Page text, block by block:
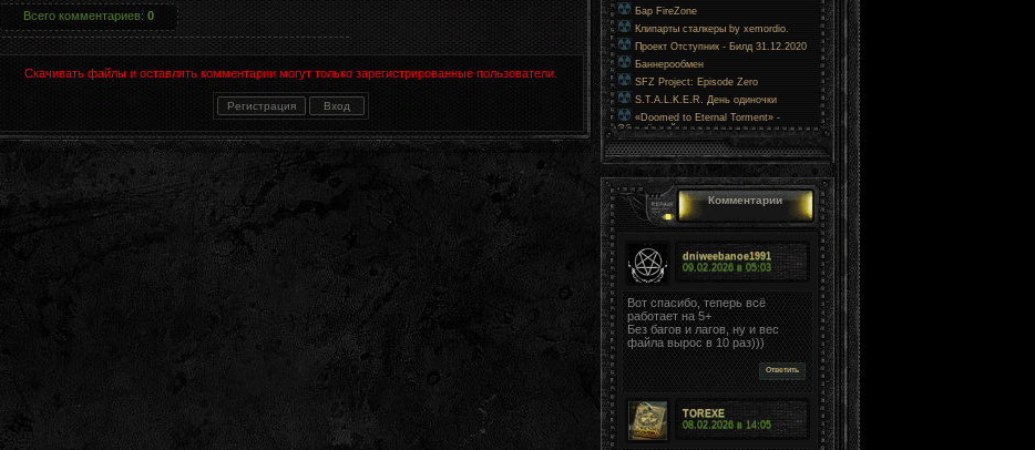
Всего комментариев: 0
Скачивать файлы и оставлять комментарии могут только зарегистрированные пользователи.
Бар FireZone
Клипарты сталкеры by xemordio.
Проект Отступник - Билд 31.12.2020
Баннерообмен
SFZ Project: Episode Zero
S.T.A.L.K.E.R. День одиночки
«Doomed to Eternal Torment» -
Обречённый на вечные муки
Комментарии
dniweebanoe1991
09.02.2026 в05:03
Вот спасибо, теперь всё
работает на 5+
Без багов и лагов, ну и вес
файла вырос в 10 раз)))
Ответить
TOREXE
08.02.2026 в14:05